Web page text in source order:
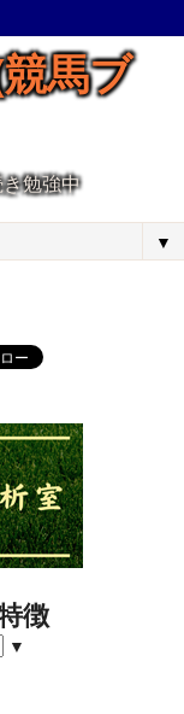
馬ブ
勉強中
▼
徴
▼